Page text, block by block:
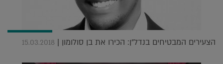
הצעירים המבטיחים בנדל"ן: הכירו את בן סולומון | 15.03.2018